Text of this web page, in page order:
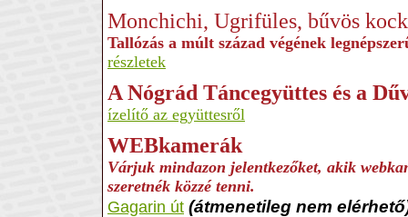
Monchichi, Ugrifüles, bűvös
Tallózás a múlt század végének
részletek
A Nógrád Táncegyüttes és a
ízelítő az együttesről
WEBkamerák
Várjuk mindazon jelentkezőket, akik
szeretnék közzé tenni.
Gagarin út (átmenetileg nem